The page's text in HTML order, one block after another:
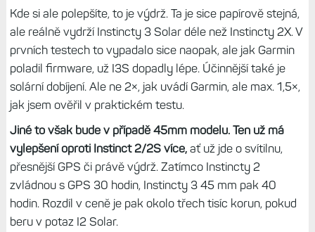
Kde si ale polepšíte, to je výdrž. Ta je sice papírově stejná,
ale reálně vydrží Instincty 3 Solar déle než Instincty 2X. V
prvních testech to vypadalo sice naopak, ale jak Garmin
poladil firmware, už I3S dopadly lépe. Účinnější také je
solární dobíjení. Ale ne 2×, jak uvádí Garmin, ale max. 1,5×,
jak jsem ověřil v praktickém testu.
Jiné to však bude v případě 45mm modelu. Ten už má
vylepšení oproti Instinct 2/2S více,ať už jde o svítilnu,
přesnější GPS či právě výdrž. Zatímco Instincty 2
zvládnou s GPS 30 hodin, Instincty 3 45 mm pak 40
hodin. Rozdíl v ceně je pak okolo třech tisíc korun, pokud
beru v potaz I2 Solar.